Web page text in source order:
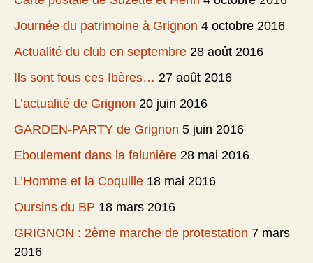
Journée du patrimoine à Grignon 4 octobre 2016
Actualité du club en septembre 28 août 2016
Ils sont fous ces Ibères… 27 août 2016
L’actualité de Grignon 20 juin 2016
GARDEN-PARTY de Grignon 5 juin 2016
Eboulement dans la falunière 28 mai 2016
L’Homme et la Coquille 18 mai 2016
Oursins du BP 18 mars 2016
GRIGNON : 2ème marche de protestation 7 mars
2016